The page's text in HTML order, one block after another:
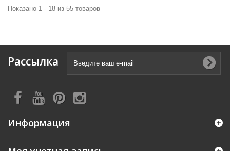
Показано 1 - 18 из 55 товаров
Рассылка
Информация